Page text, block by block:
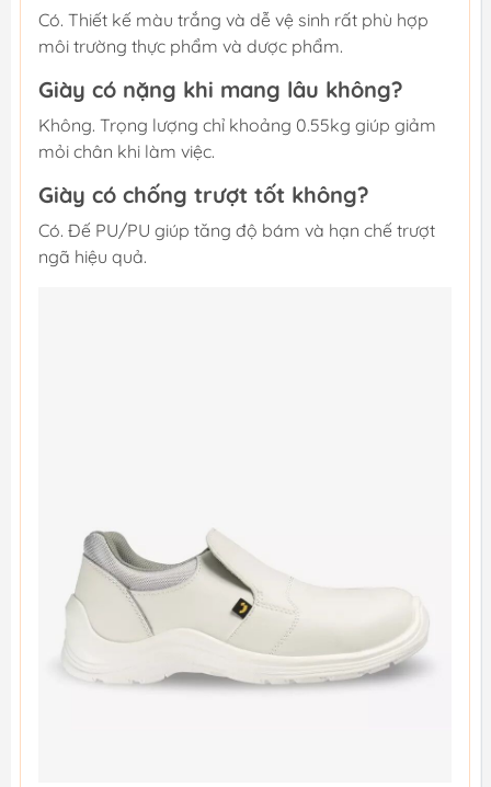
Có. Thiết kế màu trắng và dễ vệ sinh rất phù hợp
môi trường thực phẩm và dược phẩm.
Giày có nặng khi mang lâu không?
Không. Trọng lượng chỉ khoảng 0.55kg giúp giảm
mỏi chân khi làm việc.
Giày có chống trượt tốt không?
Có. Đế PU/PU giúp tăng độ bám và hạn chế trượt
ngã hiệu quả.